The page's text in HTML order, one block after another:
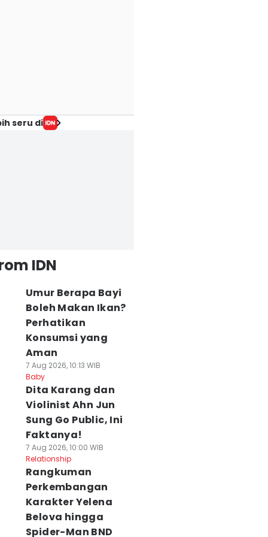
seru di
IDN
Umur Berapa Bayi
Boleh Makan Ikan?
Perhatikan
Konsumsi yang
Aman
7 Aug 2026, 10:13 WIB
Baby
Dita Karang dan
Violinist Ahn Jun
Sung Go Public, Ini
Faktanya!
7 Aug 2026, 10:00 WIB
Relationship
Rangkuman
Perkembangan
Karakter Yelena
Belova hingga
Spider-Man BND